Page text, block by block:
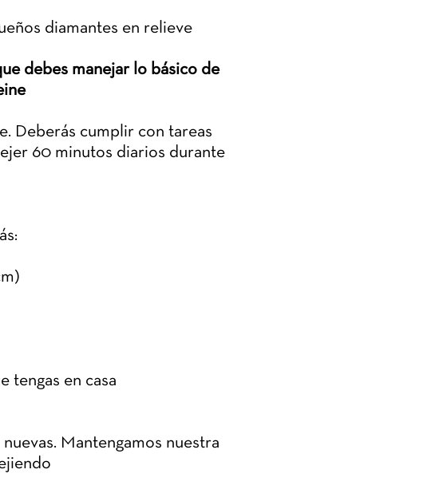
diamantes en relieve
debes manejar lo básico de
Deberás cumplir con tareas
60 minutos diarios durante
tengas en casa
Mantengamos nuestra